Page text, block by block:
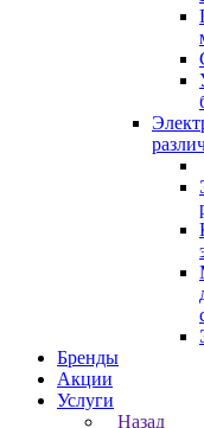
Бренды
Акции
Услуги
Назад